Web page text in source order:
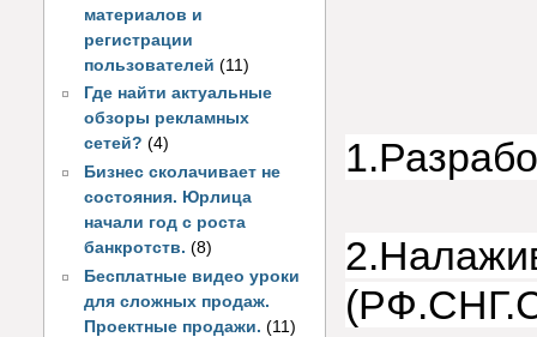
материалов и
регистрации
пользователей(11)
Где найти актуальные
обзоры рекламных
сетей? (4)
Бизнес сколачивает не
состояния. Юрлица
начали год с роста
банкротств. (8)
Бесплатные видео уроки
для сложных продаж.
Проектные продажи. (11)